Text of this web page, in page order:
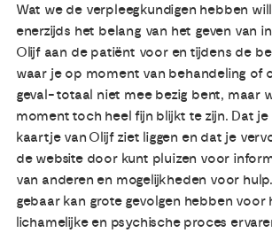
Ervaringsdeskundigheid
Over ons
Contact
Wat we de verpleegkundigen hebben
enerzijds het belang van het geven van
Olijf aan de patiënt voor en tijdens de
waar je op moment van behandeling of
geval- totaal niet mee bezig bent, maar
moment toch heel fijn blijkt te zijn. Dat
kaartje van Olijf ziet liggen en dat je
de website door kunt pluizen voor
van anderen en mogelijkheden voor
gebaar kan grote gevolgen hebben voor
lichamelijke en psychische proces